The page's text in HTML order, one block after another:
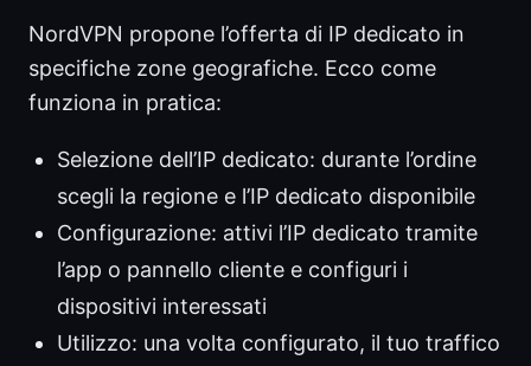
NordVPN propone l’offerta di IP dedicato in
specifiche zone geografiche. Ecco come
funziona in pratica:
Selezione dell’IP dedicato: durante l’ordine
scegli la regione e l’IP dedicato disponibile
Configurazione: attivi l’IP dedicato tramite
l’app o pannello cliente e configuri i
dispositivi interessati
Utilizzo: una volta configurato, il tuo traffico